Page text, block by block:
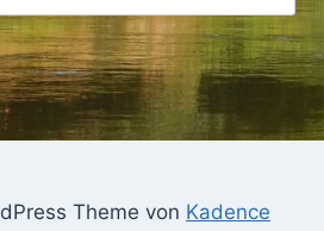
Theme von Kadence